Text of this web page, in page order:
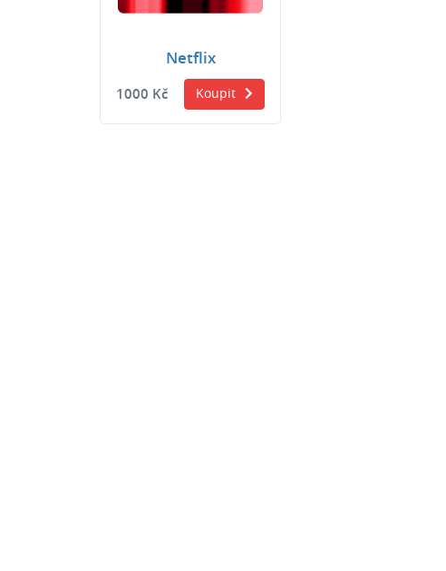
Netflix
1000 Kč Koupit